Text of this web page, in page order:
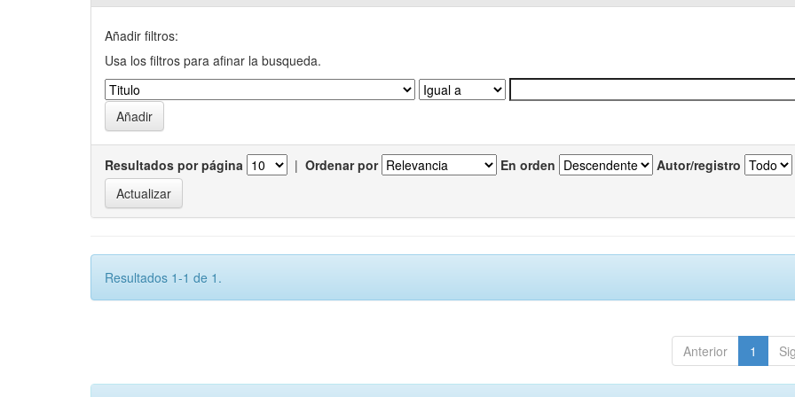
Añadir filtros:
Usa los filtros para afinar la busqueda.
Resultados por página | Ordenar por En orden Autor/registro
Resultados 1-1 de 1.
Anterior 1